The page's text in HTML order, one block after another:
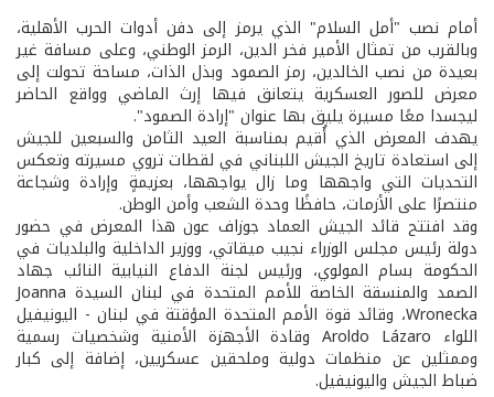
أمام نصب "أمل السلام" الذي يرمز إلى دفن أدوات الحرب الأهلية،
وبالقرب من تمثال الأمير فخر الدين، الرمز الوطني، وعلى مسافة غير
بعيدة من نصب الخالدين، رمز الصمود وبذل الذات، مساحة تحولت إلى
معرض للصور العسكرية يتعانق فيها إرث الماضي وواقع الحاضر
ليجسدا معًا مسيرة يليق بها عنوان "إرادة الصمود".
يهدف المعرض الذي أُقيم بمناسبة العيد الثامن والسبعين للجيش
إلى استعادة تاريخ الجيش اللبناني في لقطات تروي مسيرته وتعكس
التحديات التي واجهها وما زال يواجهها، بعزيمةٍ وإرادة وشجاعة
منتصرًا على الأزمات، حافظًا وحدة الشعب وأمن الوطن.
وقد افتتح قائد الجيش العماد جوزاف عون هذا المعرض في حضور
دولة رئيس مجلس الوزراء نجيب ميقاتي، ووزير الداخلية والبلديات في
الحكومة بسام المولوي، ورئيس لجنة الدفاع النيابية النائب جهاد
الصمد والمنسقة الخاصة للأمم المتحدة في لبنان السيدة Joanna
Wronecka، وقائد قوة الأمم المتحدة المؤقتة في لبنان - اليونيفيل
اللواء Aroldo Lázaro وقادة الأجهزة الأمنية وشخصيات رسمية
وممثلين عن منظمات دولية وملحقين عسكريين، إضافة إلى كبار
ضباط الجيش واليونيفيل.